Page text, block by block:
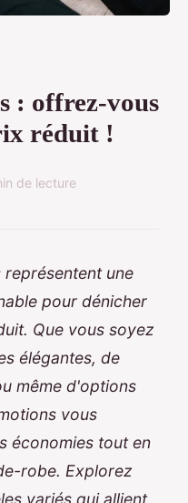
: offrez-vous
réduit !
de lecture
représentent une
pour dénicher
Que vous soyez
élégantes, de
même d'options
vous
économies tout en
robe. Explorez
variés qui allient